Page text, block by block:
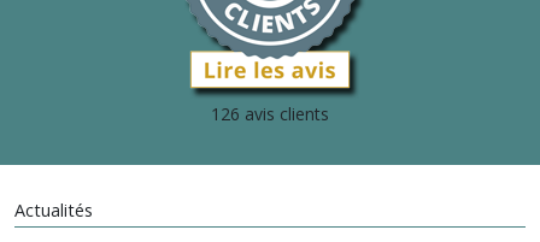
126 avis clients
Actualités